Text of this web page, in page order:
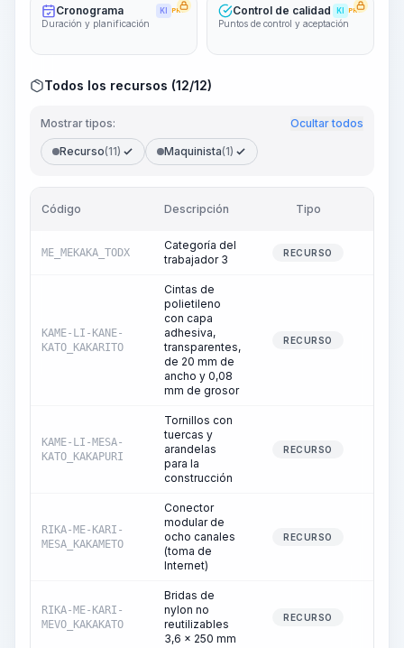
Cronograma KI PRO
Duración y planificación
Control de calidad KI PRO
Puntos de control y aceptación
Todos los recursos (12/12)
Mostrar tipos: Ocultar todos
Recurso(11) Maquinista(1)
Código Descripción Tipo
ME_MEKAKA_TODX
Categoría del
trabajador 3
RECURSO
KAME-LI-KANE-
KATO_KAKARITO
Cintas de
polietileno
con capa
adhesiva,
transparentes,
de 20 mm de
ancho y 0,08
mm de grosor
RECURSO
KAME-LI-MESA-
KATO_KAKAPURI
Tornillos con
tuercas y
arandelas
para la
construcción
RECURSO
RIKA-ME-KARI-
MESA_KAKAMETO
Conector
modular de
ocho canales
(toma de
Internet)
RECURSO
RIKA-ME-KARI-
MEVO_KAKAKATO
Bridas de
nylon no
reutilizables
3,6 x 250 mm
RECURSO